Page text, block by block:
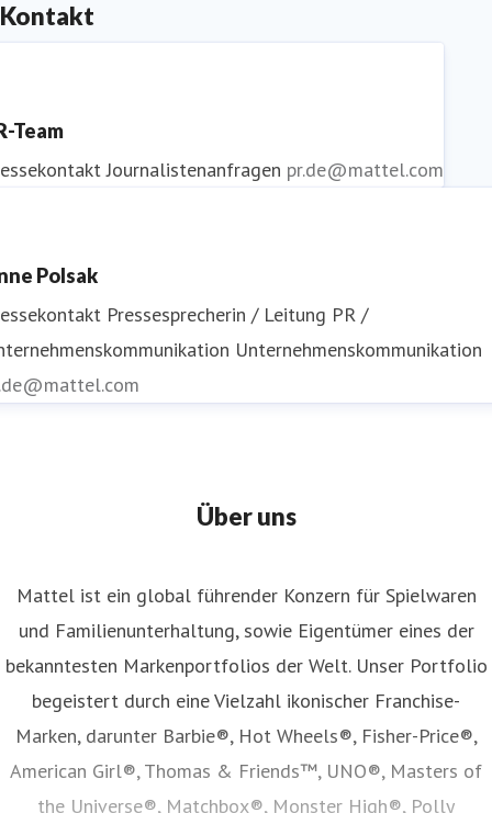
Kontakt
Team
Journalistenanfragen pr.de@mattel.com
Polsak
Pressesprecherin / Leitung PR /
Unternehmenskommunikation
Über uns
Mattel ist ein global führender Konzern für Spielwaren
und Familienunterhaltung, sowie Eigentümer eines der
bekanntesten Markenportfolios der Welt. Unser Portfolio
begeistert durch eine Vielzahl ikonischer Franchise-
Marken, darunter Barbie®, Hot Wheels®, Fisher-Price®,
American Girl®, Thomas & Friends™, UNO®, Masters of
the Universe®, Matchbox®, Monster High®, Polly